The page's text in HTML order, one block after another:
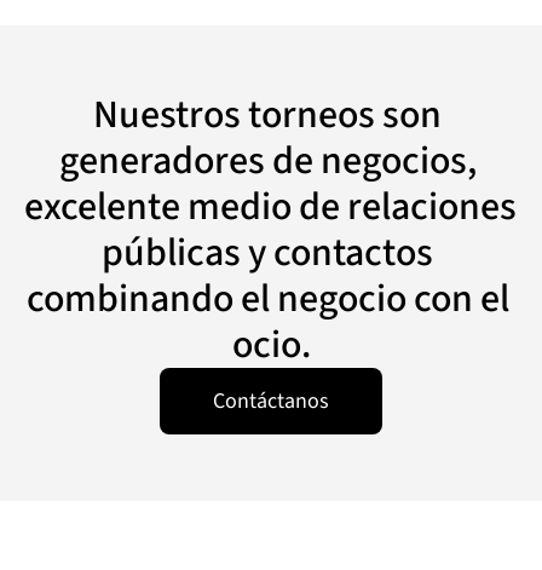
Nuestros torneos son
generadores de negocios,
excelente medio de relaciones
públicas y contactos
combinando el negocio con el
ocio.
Contáctanos